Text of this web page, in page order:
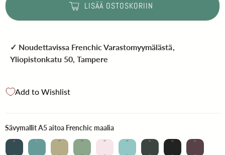
LISÄÄ OSTOSKORIIN
✓ Noudettavissa Frenchic Varastomyymälästä,
Yliopistonkatu 50, Tampere
Add to Wishlist
Sävymallit A5 aitoa Frenchic maaliaSävymallit A5 aitoa Frenchic